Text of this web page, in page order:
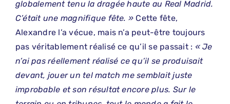
globalement tenu la dragée haute au Real Madrid.
C’était une magnifique fête. » Cette fête,
Alexandre l’a vécue, mais n’a peut-être toujours
pas véritablement réalisé ce qu’il se passait : « Je
n’ai pas réellement réalisé ce qu’il se produisait
devant, jouer un tel match me semblait juste
improbable et son résultat encore plus. Sur le